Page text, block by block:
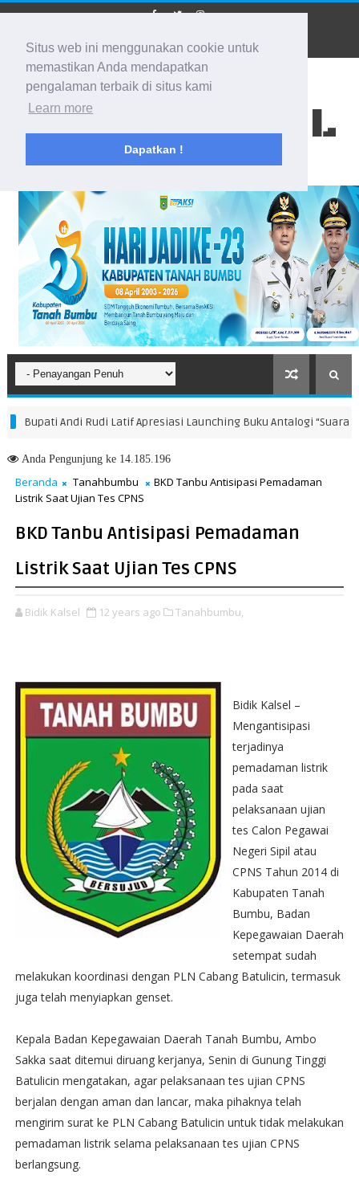
Situs web ini menggunakan cookie untuk
memastikan Anda mendapatkan
pengalaman terbaik di situs kami
Learn more
Dapatkan !
BIDIK KALSEL
Membidik Ke Segala Arah
Andi Rudi Latif Apresiasi Launching Buku Antalogi “Suara dari
AndaPengunjung ke 14.185.196
Beranda Tanahbumbu
BKD Tanbu Antisipasi Pemadaman
Listrik Saat Ujian Tes CPNS
BKD Tanbu Antisipasi Pemadaman
Listrik Saat Ujian Tes CPNS
Bidik Kalsel 12 years ago Tanahbumbu,
Bidik Kalsel –
Mengantisipasi
terjadinya
pemadaman listrik
pada saat
pelaksanaan ujian
tes Calon Pegawai
Negeri Sipil atau
CPNS Tahun 2014 di
Kabupaten Tanah
Bumbu, Badan
Kepegawaian Daerah
setempat sudah
melakukan koordinasi dengan PLN Cabang Batulicin, termasuk
juga telah menyiapkan genset.
Kepala Badan Kepegawaian Daerah Tanah Bumbu, Ambo
Sakka saat ditemui diruang kerjanya, Senin di Gunung Tinggi
Batulicin mengatakan, agar pelaksanaan tes ujian CPNS
berjalan dengan aman dan lancar, maka pihaknya telah
mengirim surat ke PLN Cabang Batulicin untuk tidak melakukan
pemadaman listrik selama pelaksanaan tes ujian CPNS
berlangsung.